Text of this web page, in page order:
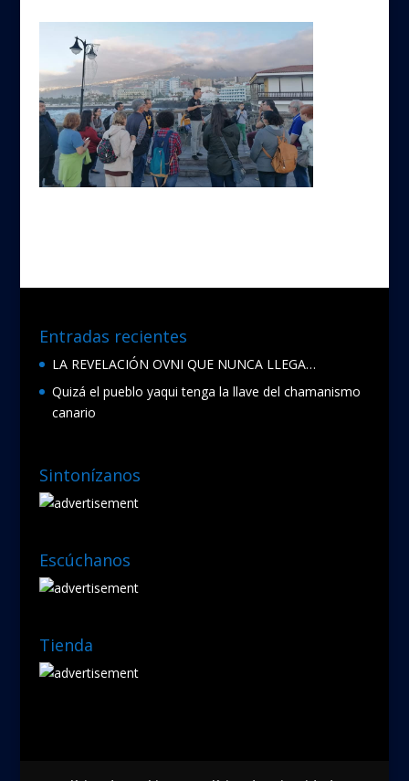
Entradas recientes
LA REVELACIÓN OVNI QUE NUNCA LLEGA…
Quizá el pueblo yaqui tenga la llave del chamanismo
canario
Sintonízanos
Escúchanos
Tienda